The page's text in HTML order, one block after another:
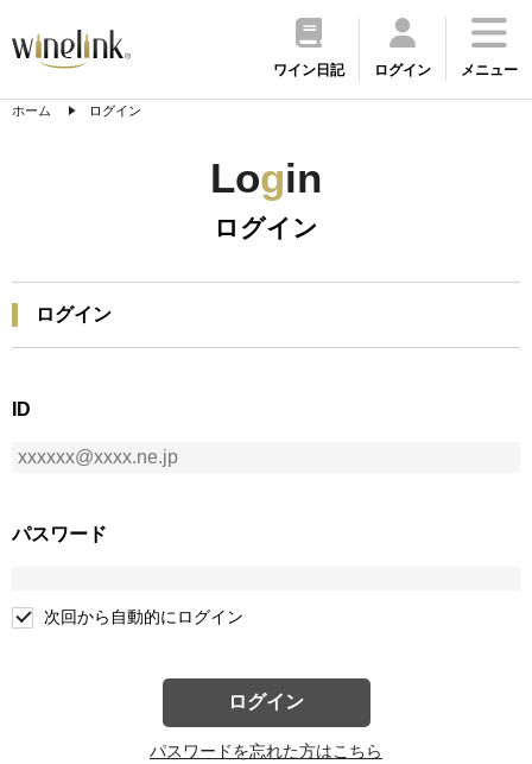
ワイン日記 ログイン メニュー
ホーム ログイン
Login
ログイン
ログイン
ID
パスワード
次回から自動的にログイン
ログイン
パスワードを忘れた方はこちら